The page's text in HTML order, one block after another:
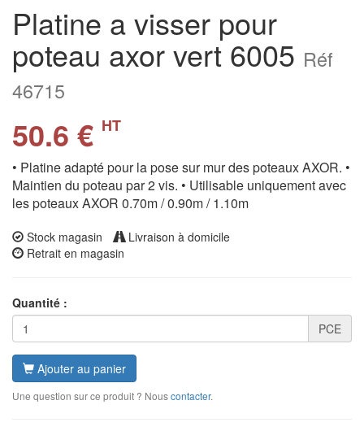
Platine a visser pour
poteau axor vert 6005 Réf
46715
50.6 € HT
• Platine adapté pour la pose sur mur des poteaux AXOR. •
Maintien du poteau par 2 vis. • Utilisable uniquement avec
les poteaux AXOR 0.70m / 0.90m / 1.10m
Stock magasin
Livraison à domicile
Retrait en magasin
Quantité :
PCE
Ajouter au panier
Une question sur ce produit ? Nouscontacter.